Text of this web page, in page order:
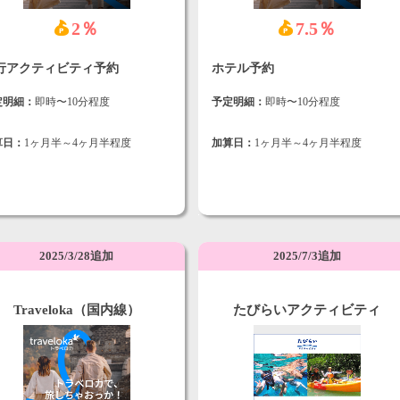
2％
アクティビティ予約
細： 即時〜10分程度
： 1ヶ月半～4ヶ月半程度
7.5％
ホテル予約
予定明細： 即時〜10分程度
加算日： 1ヶ月半～4ヶ月半程度
2025/3/28追加
Traveloka（国内線）
2025/7/3追加
たびらいアクティビティ